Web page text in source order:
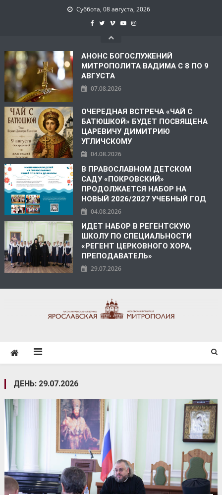
Суббота, 08 августа, 2026
АНОНС БОГОСЛУЖЕНИЙ
МИТРОПОЛИТА ВАДИМА С 8 ПО 9
АВГУСТА
07.08.2026
ОЧЕРЕДНАЯ ВСТРЕЧА «ЧАЙ С
БАТЮШКОЙ» БУДЕТ ПОСВЯЩЕНА
ЦАРЕВИЧУ ДИМИТРИЮ
УГЛИЧСКОМУ
04.08.2026
В ПРАВОСЛАВНОМ ДЕТСКОМ
САДУ «ПОКРОВСКИЙ»
ПРОДОЛЖАЕТСЯ НАБОР НА
НОВЫЙ 2026/2027 УЧЕБНЫЙ ГОД
04.08.2026
ИДЕТ НАБОР В РЕГЕНТСКУЮ
ШКОЛУ ПО СПЕЦИАЛЬНОСТИ
«РЕГЕНТ ЦЕРКОВНОГО ХОРА,
ПРЕПОДАВАТЕЛЬ»
29.07.2026
ДЕНЬ: 29.07.2026